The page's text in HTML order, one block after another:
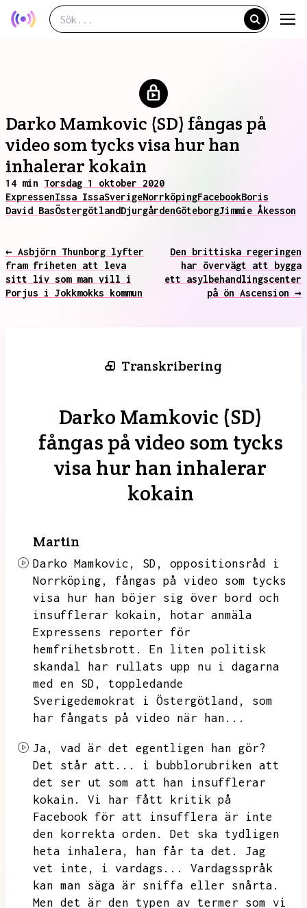
Darko Mamkovic (SD) fångas på
video som tycks visa hur han
inhalerar kokain
14 min Torsdag 1 oktober 2020
ExpressenIssa IssaSverigeNorrköpingFacebookBoris
David BasÖstergötlandDjurgårdenGöteborgJimmie Åkesson
← Asbjörn Thunborg lyfter
fram friheten att leva
sitt liv som man vill i
Porjus i Jokkmokks kommun
Den brittiska regeringen
har övervägt att bygga
ett asylbehandlingscenter
på ön Ascension →
Transkribering
Darko Mamkovic (SD)
fångas på video som tycks
visa hur han inhalerar
kokain
Martin
Darko Mamkovic, SD,
oppositionsråd i
Norrköping,
fångas på video som tycks
visa hur han böjer sig över bord och
insufflerar kokain,
hotar anmäla
Expressens reporter för
hemfrihetsbrott.
En liten politisk
skandal har rullats upp nu i dagarna
med en SD,
toppledande
Sverigedemokrat i Östergötland,
som
har fångats på video när han...
Ja,
vad är det egentligen han gör?
Det står att...
i bubblorubriken att
det ser ut som att han insufflerar
kokain.
Vi har fått kritik på
Facebook för att insufflera är inte
den korrekta orden.
Det ska tydligen
heta inhalera,
han får ta det.
Jag
vet inte,
i vardags...
Vardagsspråk
kan man säga är sniffa eller snårta.
Men det är den typen av termer som vi